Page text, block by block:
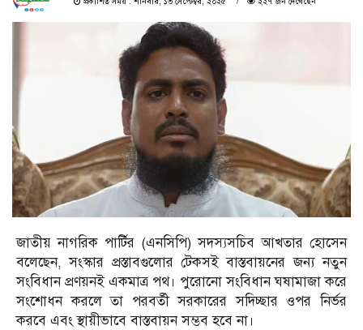
জাতীয় নাগরিক পার্টির (এনসিপি) সদস্যসচিব আখতার হোসেন
বলেছেন, সংস্কার প্রস্তাবগুলোর টেকসই বাস্তবায়নের জন্য নতুন
সংবিধান প্রণয়নই একমাত্র পথ। পুরোনো সংবিধান ঘষামাজা করে
সংশোধন করলে তা পরবর্তী সরকারের সদিচ্ছার ওপর নির্ভর
করবে এবং স্থায়ীভাবে বাস্তবায়ন সম্ভব হবে না।